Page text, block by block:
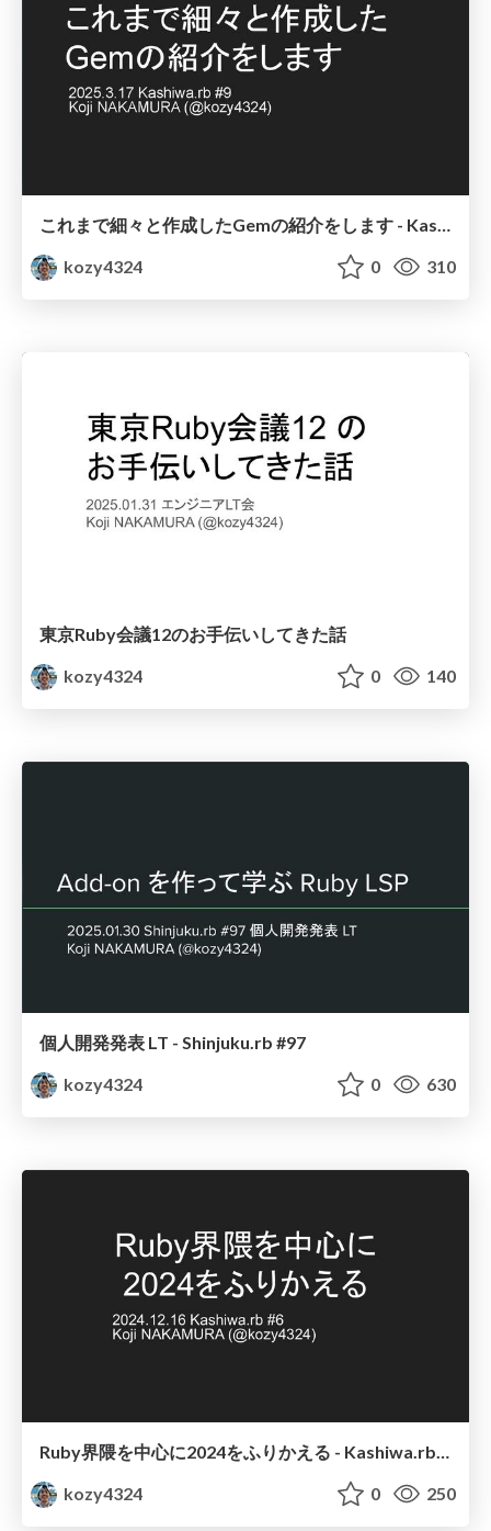
これまで細々と作成したGemの紹介をします - Kashiwa.rb #9
kozy4324
0 310
東京Ruby会議12のお手伝いしてきた話
kozy4324
0 140
個人開発発表 LT - Shinjuku.rb #97
kozy4324
0 630
kozy4324
0 250